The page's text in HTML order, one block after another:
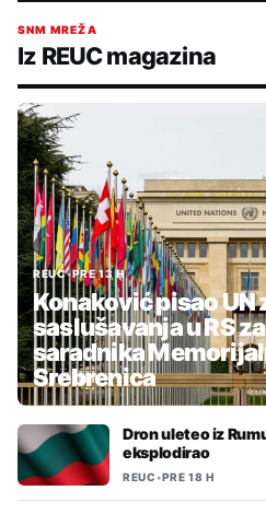
SNM MREŽA
Iz REUC magazina
REUC•PRE 13 H
Konaković pisao UN
saslušavanja u RS
saradnika
Srebrenica
Dron uleteo iz
eksplodirao
REUC•PRE 18 H